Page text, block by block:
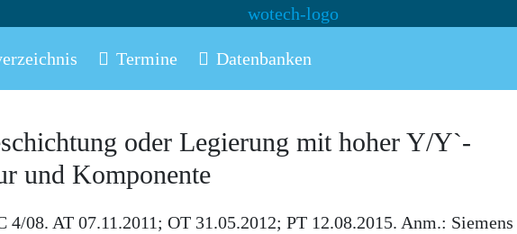
Termine Datenbanken
oder Legierung mit hoher Y/Y`-
und Komponente
4/08. AT 07.11.2011; OT 31.05.2012; PT 12.08.2015. Anm.: Siemens